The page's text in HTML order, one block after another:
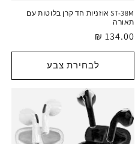
ST-38M אוזניות חד קרן בלוטות עם
תאורה
מחיר
רגיל
134.00 ₪
לבחירת צבע